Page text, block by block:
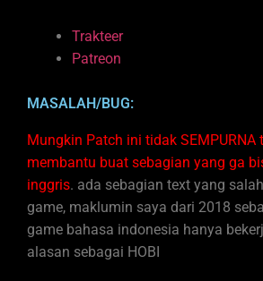
Trakteer
Patreon
MASALAH/BUG:
Mungkin Patch ini tidak SEMPURNA
membantu buat sebagian yang ga
inggris. ada sebagian text yang
game, maklumin saya dari 2018
game bahasa indonesia hanya
alasan sebagai HOBI